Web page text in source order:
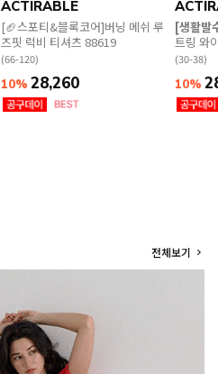
ACTIRABLE
[🏈스포티&블록코어]버닝 메쉬 루
즈핏 럭비 티셔츠 88619
(66-120)
10% 28,260
[생활발
트링 와
(30-38)
10%
전체보기